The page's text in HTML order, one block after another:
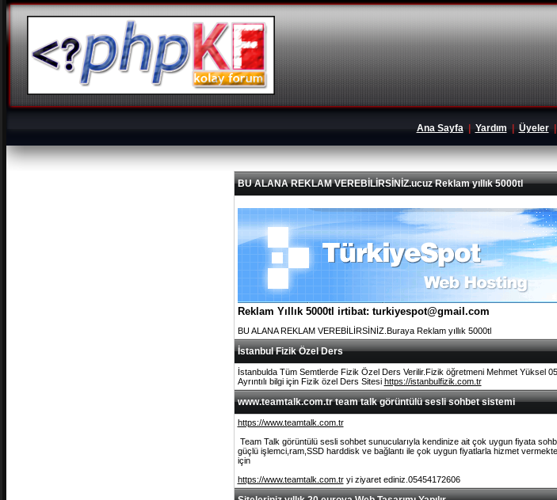
Ana Sayfa| Yardım Üyeler|
BU ALANA REKLAM VEREBİLİRSİNİZ.ucuz Reklam yıllık 5000tl
Reklam Yıllık 5000tl irtibat: turkiyespot@gmail.com
BU ALANA REKLAM VEREBİLİRSİNİZ.Buraya Reklam yıllık 5000tl
İstanbul Fizik Özel Ders
İstanbulda Tüm Semtlerde Fizik Özel Ders Verilir.Fizik öğretmeni Mehmet Yüksel
Ayrıntılı bilgi için Fizik özel Ders Sitesi https://istanbulfizik.com.tr
www.teamtalk.com.tr team talk görüntülü sesli sohbet sistemi
https://www.teamtalk.com.tr
Team Talk görüntülü sesli sohbet sunucularıyla kendinize ait çok uygun fiyata
güçlü işlemci,ram,SSD harddisk ve bağlantı ile çok uygun fiyatlarla hizmet
için
https://www.teamtalk.com.tryi ziyaret ediniz.05454172606